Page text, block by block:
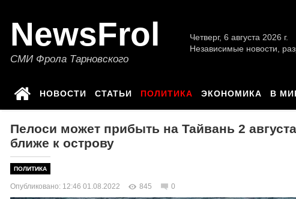
NewsFrol
СМИ Фрола Тарновского
Четверг, 6 августа 2026 г.
Независимые новости,
НОВОСТИ СТАТЬИ ПОЛИТИКА ЭКОНОМИКА В
Пелоси может прибыть на Тайвань 2
ближе к острову
ПОЛИТИКА
Опубликовано: 12:46 01.08.2022 845 0